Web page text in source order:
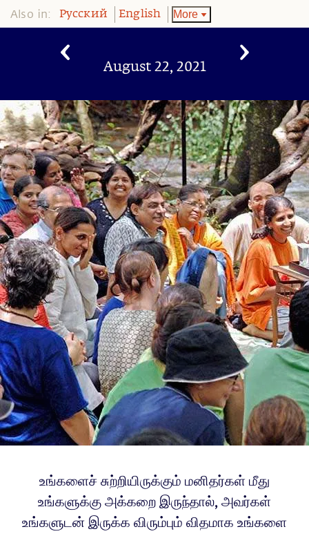
Also in: Pусский English More
August 22, 2021
உங்களைச் சுற்றியிருக்கும் மனிதர்கள் மீது
உங்களுக்கு அக்கறை இருந்தால், அவர்கள்
உங்களுடன் இருக்க விரும்பும் விதமாக உங்களை